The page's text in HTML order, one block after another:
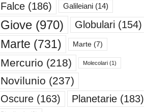
Falce(186) Galileiani(14)
Giove(970) Globulari (154)
Marte (731) Marte(7)
Mercurio (218) Molecolari(1)
Novilunio (237)
Oscure(163) Planetarie(183)